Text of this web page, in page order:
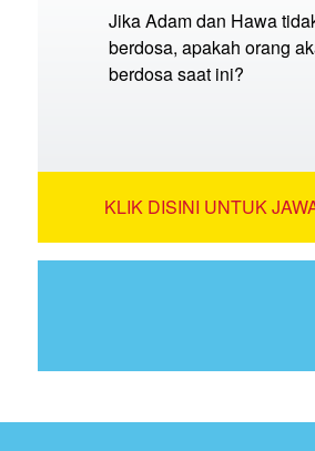
Jika Adam dan Hawa
berdosa, apakah orang
berdosa saat ini?
KLIK DISINI UNTUK